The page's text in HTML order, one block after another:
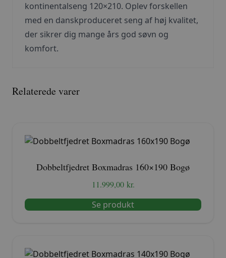
kontinentalseng 120×210. Oplev forskellen
med en danskproduceret seng af høj kvalitet,
der sikrer dig mange års god søvn og
komfort.
Relaterede varer
Dobbeltfjedret Boxmadras 160×190 Bogø
11.999,00 kr.
Se produkt